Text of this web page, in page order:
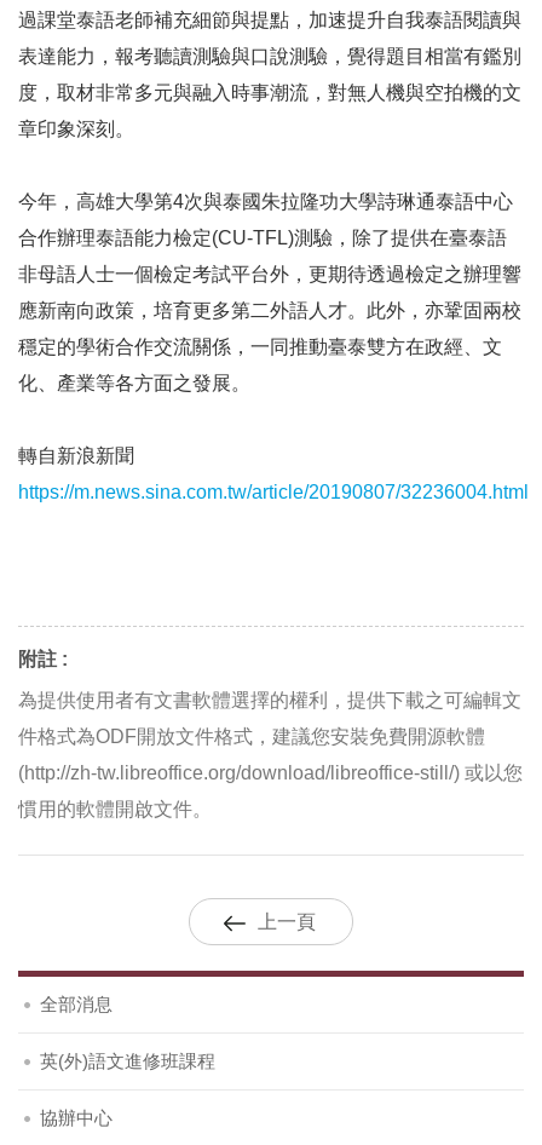
過課堂泰語老師補充細節與提點，加速提升自我泰語閱讀與
表達能力，報考聽讀測驗與口說測驗，覺得題目相當有鑑別
度，取材非常多元與融入時事潮流，對無人機與空拍機的文
章印象深刻。
今年，高雄大學第4次與泰國朱拉隆功大學詩琳通泰語中心
合作辦理泰語能力檢定(CU-TFL)測驗，除了提供在臺泰語
非母語人士一個檢定考試平台外，更期待透過檢定之辦理響
應新南向政策，培育更多第二外語人才。此外，亦鞏固兩校
穩定的學術合作交流關係，一同推動臺泰雙方在政經、文
化、產業等各方面之發展。
轉自新浪新聞
https://m.news.sina.com.tw/article/20190807/32236004.html
附註 :
為提供使用者有文書軟體選擇的權利，提供下載之可編輯文
件格式為ODF開放文件格式，建議您安裝免費開源軟體
(http://zh-tw.libreoffice.org/download/libreoffice-still/) 或以您
慣用的軟體開啟文件。
上一頁
全部消息
英(外)語文進修班課程
協辦中心